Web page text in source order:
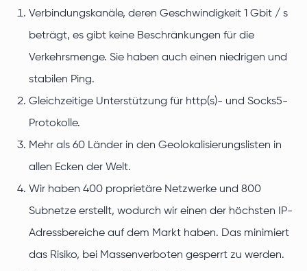
Verbindungskanäle, deren Geschwindigkeit 1 Gbit / s
beträgt, es gibt keine Beschränkungen für die
Verkehrsmenge. Sie haben auch einen niedrigen und
stabilen Ping.
Gleichzeitige Unterstützung für http(s)- und Socks5-
Protokolle.
Mehr als 60 Länder in den Geolokalisierungslisten in
allen Ecken der Welt.
Wir haben 400 proprietäre Netzwerke und 800
Subnetze erstellt, wodurch wir einen der höchsten IP-
Adressbereiche auf dem Markt haben. Das minimiert
das Risiko, bei Massenverboten gesperrt zu werden.